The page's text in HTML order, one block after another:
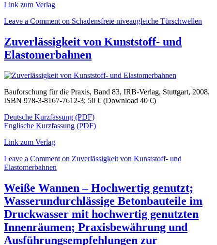
Link zum Verlag
Leave a Comment on Schadensfreie niveaugleiche Türschwellen
Zuverlässigkeit von Kunststoff- und
Elastomerbahnen
Bauforschung für die Praxis, Band 83, IRB-Verlag, Stuttgart, 2008,
ISBN 978-3-8167-7612-3; 50 € (Download 40 €)
Deutsche Kurzfassung (PDF)
Englische Kurzfassung (PDF)
Link zum Verlag
Leave a Comment on Zuverlässigkeit von Kunststoff- und
Elastomerbahnen
Weiße Wannen – Hochwertig genutzt;
Wasserundurchlässige Betonbauteile im
Druckwasser mit hochwertig genutzten
Innenräumen; Praxisbewährung und
Ausführungsempfehlungen zur